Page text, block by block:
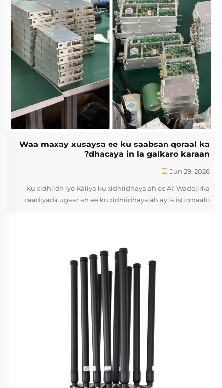
Waa maxay xusaysa ee ku saabsan qoraal ka
dhacaya in la galkaro karaan?
Jun 29, 2026
Ku xidhiidh iyo Kaliya ku xidhiidhaya ah ee AI: Wadajirka
caadiyada ugaar ah ee ku xidhiidhaya ah ay la isticmaalo
wadajirka caadiyada ugaar ah ayaa doonaya inay ku
xidhiidhayaan wadajirka caadiyada ugaar ah ee ku
xidhiidhaya ah ka hor inta ay noqdo taageer...